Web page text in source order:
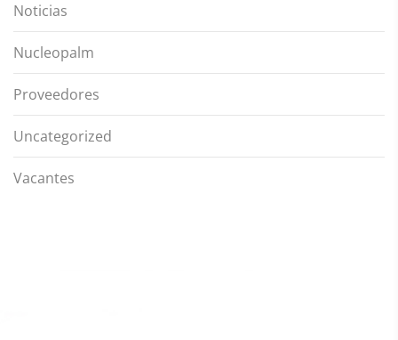
Noticias
Nucleopalm
Proveedores
Uncategorized
Vacantes